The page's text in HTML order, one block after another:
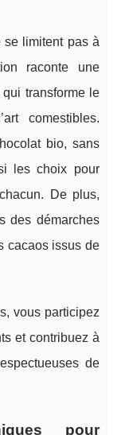
se limitent pas à
raconte une
transforme le
comestibles.
bio, sans
les choix pour
De plus,
des démarches
cacaos issus de
vous participez
et contribuez à
de
pour